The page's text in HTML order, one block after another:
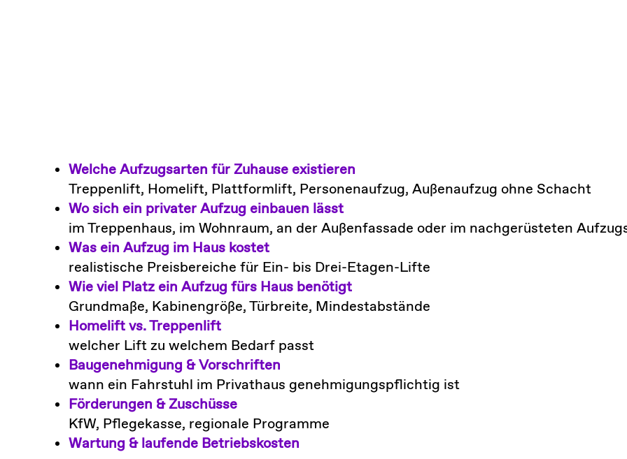
Welche Aufzugsarten für Zuhause existieren
Treppenlift, Homelift, Plattformlift, Personenaufzug, Außenaufzug ohne Schacht
Wo sich ein privater Aufzug einbauen lässt
im Treppenhaus, im Wohnraum, an der Außenfassade oder im nachgerüsteten
Was ein Aufzug im Haus kostet
realistische Preisbereiche für Ein- bis Drei-Etagen-Lifte
Wie viel Platz ein Aufzug fürs Haus benötigt
Grundmaße, Kabinengröße, Türbreite, Mindestabstände
Homelift vs. Treppenlift
welcher Lift zu welchem Bedarf passt
Baugenehmigung & Vorschriften
wann ein Fahrstuhl im Privathaus genehmigungspflichtig ist
Förderungen & Zuschüsse
KfW, Pflegekasse, regionale Programme
Wartung & laufende Betriebskosten